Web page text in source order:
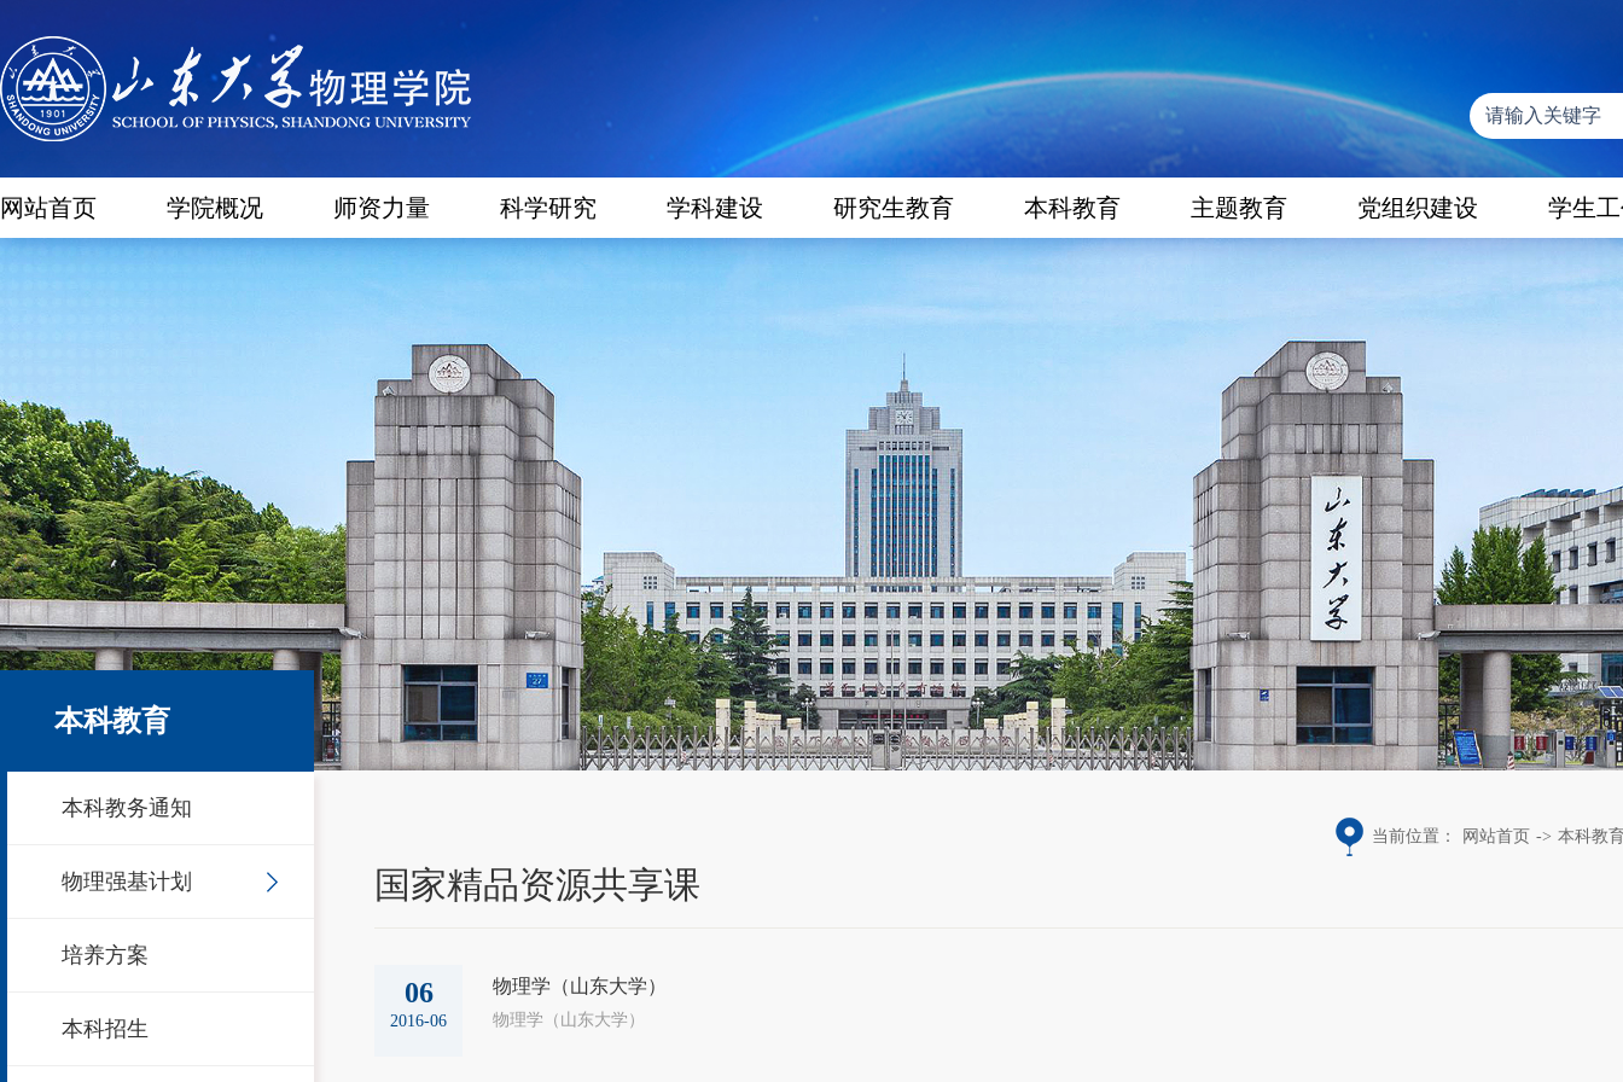
网站首页 学院概况 师资力量 科学研究 学科建设 研究生教育 本科教育 主题教育 党组织建设 学生
本科教育
本科教务通知
物理强基计划
培养方案
本科招生
当前位置： 网站首页 -> 本科教
国家精品资源共享课
06
2016-06
物理学（山东大学）
物理学（山东大学）